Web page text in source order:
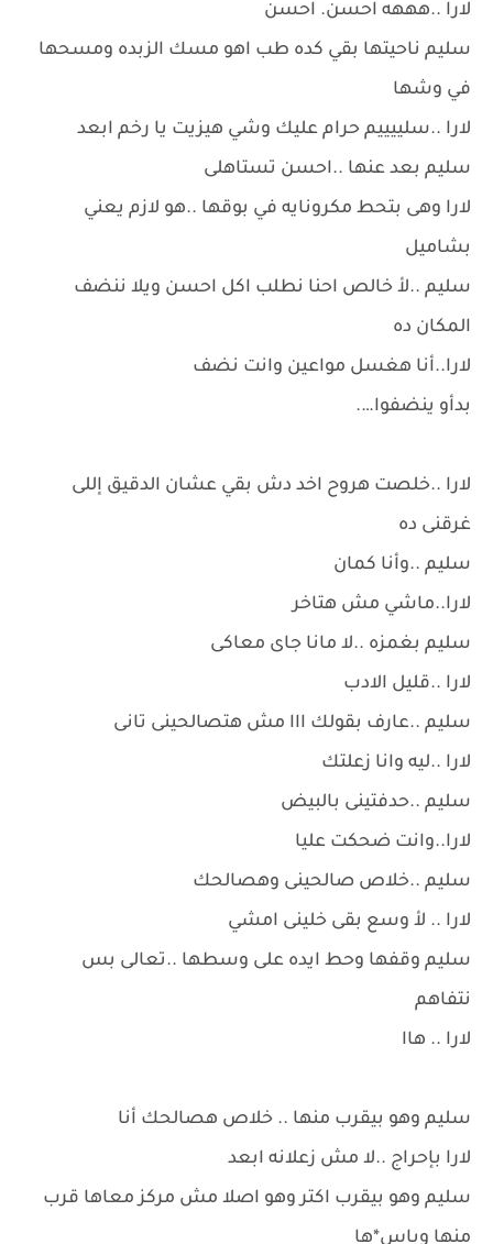
لارا ..هههه احسن. احسن
سليم ناحيتها بقي كده طب اهو مسك الزبده ومسحها
في وشها
لارا ..سلييييم حرام عليك وشي هيزيت يا رخم ابعد
سليم بعد عنها ..احسن تستاهلى
لارا وهى بتحط مكرونايه في بوقها ..هو لازم يعني
بشاميل
سليم ..لأ خالص احنا نطلب اكل احسن ويلا ننضف
المكان ده
لارا..أنا هغسل مواعين وانت نضف
بدأو ينضفوا….
لارا ..خلصت هروح اخد دش بقي عشان الدقيق إللى
غرقنى ده
سليم ..وأنا كمان
لارا..ماشي مش هتاخر
سليم بغمزه ..لا مانا جاى معاكى
لارا ..قليل الادب
سليم ..عارف بقولك ااا مش هتصالحينى تانى
لارا ..ليه وانا زعلتك
سليم ..حدفتينى بالبيض
لارا..وانت ضحكت عليا
سليم ..خلاص صالحينى وهصالحك
لارا .. لأ وسع بقى خلينى امشي
سليم وقفها وحط ايده على وسطها ..تعالى بس
نتفاهم
لارا .. هاا
سليم وهو بيقرب منها .. خلاص هصالحك أنا
لارا بإحراج ..لا مش زعلانه ابعد
سليم وهو بيقرب اكتر وهو اصلا مش مركز معاها قرب
منها وباس*ها